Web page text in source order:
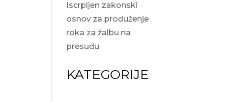
Iscrpljen zakonski
osnov za produženje
roka za žalbu na
presudu
KATEGORIJE